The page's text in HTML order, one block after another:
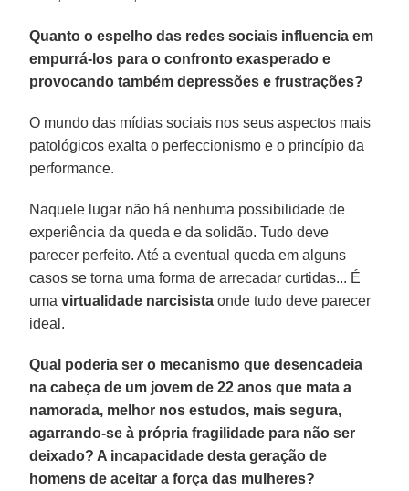
Quanto o espelho das redes sociais influencia em
empurrá-los para o confronto exasperado e
provocando também depressões e frustrações?
O mundo das mídias sociais nos seus aspectos mais
patológicos exalta o perfeccionismo e o princípio da
performance.
Naquele lugar não há nenhuma possibilidade de
experiência da queda e da solidão. Tudo deve
parecer perfeito. Até a eventual queda em alguns
casos se torna uma forma de arrecadar curtidas... É
umavirtualidade narcisista onde tudo deve parecer
ideal.
Qual poderia ser o mecanismo que desencadeia
na cabeça de um jovem de 22 anos que mata a
namorada, melhor nos estudos, mais segura,
agarrando-se à própria fragilidade para não ser
deixado? A incapacidade desta geração de
homens de aceitar a força das mulheres?